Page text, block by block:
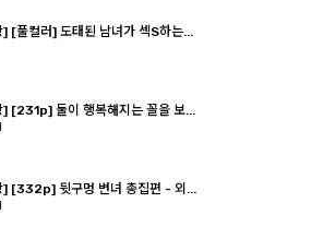
] [풀컬러] 도태된 남녀가 섹S하는...
] [231p] 둘이 행복해지는 꼴을 보...
] [332p] 뒷구멍 변녀 총집편 - 외...